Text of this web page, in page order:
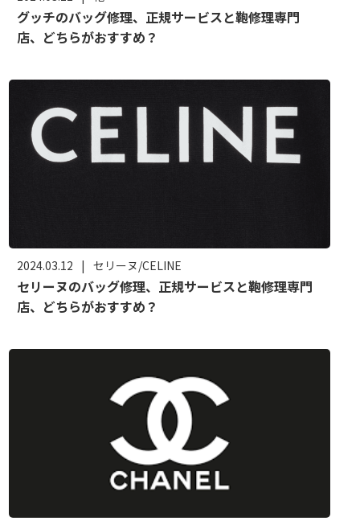
グッチのバッグ修理、正規サービスと鞄修理専門
店、どちらがおすすめ？
2024.03.12 | セリーヌ/CELINE
セリーヌのバッグ修理、正規サービスと鞄修理専門
店、どちらがおすすめ？